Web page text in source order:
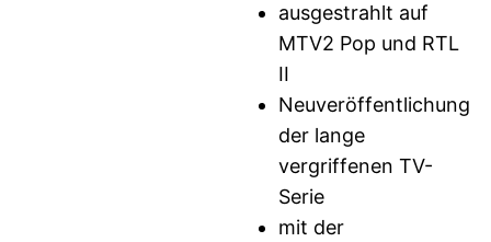
ausgestrahlt auf
MTV2 Pop und RTL
II
Neuveröffentlichung
der lange
vergriffenen TV-
Serie
mit der